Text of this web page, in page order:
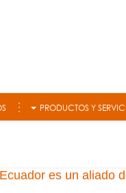
PRODUCTOS Y
es un aliado